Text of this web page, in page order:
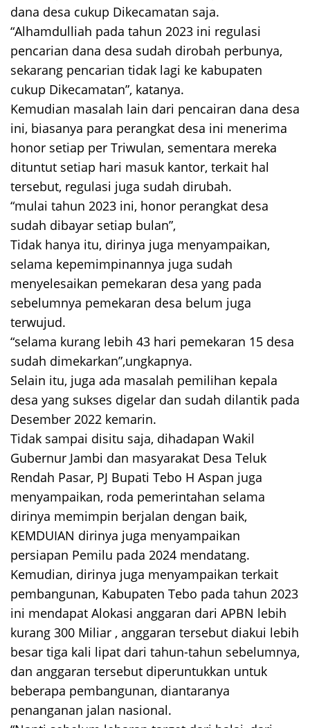
dana desa cukup Dikecamatan saja.
“Alhamdulliah pada tahun 2023 ini regulasi
pencarian dana desa sudah dirobah perbunya,
sekarang pencarian tidak lagi ke kabupaten
cukup Dikecamatan”, katanya.
Kemudian masalah lain dari pencairan dana desa
ini, biasanya para perangkat desa ini menerima
honor setiap per Triwulan, sementara mereka
dituntut setiap hari masuk kantor, terkait hal
tersebut, regulasi juga sudah dirubah.
“mulai tahun 2023 ini, honor perangkat desa
sudah dibayar setiap bulan”,
Tidak hanya itu, dirinya juga menyampaikan,
selama kepemimpinannya juga sudah
menyelesaikan pemekaran desa yang pada
sebelumnya pemekaran desa belum juga
terwujud.
“selama kurang lebih 43 hari pemekaran 15 desa
sudah dimekarkan”,ungkapnya.
Selain itu, juga ada masalah pemilihan kepala
desa yang sukses digelar dan sudah dilantik pada
Desember 2022 kemarin.
Tidak sampai disitu saja, dihadapan Wakil
Gubernur Jambi dan masyarakat Desa Teluk
Rendah Pasar, PJ Bupati Tebo H Aspan juga
menyampaikan, roda pemerintahan selama
dirinya memimpin berjalan dengan baik,
KEMDUIAN dirinya juga menyampaikan
persiapan Pemilu pada 2024 mendatang.
Kemudian, dirinya juga menyampaikan terkait
pembangunan, Kabupaten Tebo pada tahun 2023
ini mendapat Alokasi anggaran dari APBN lebih
kurang 300 Miliar , anggaran tersebut diakui lebih
besar tiga kali lipat dari tahun-tahun sebelumnya,
dan anggaran tersebut diperuntukkan untuk
beberapa pembangunan, diantaranya
penanganan jalan nasional.